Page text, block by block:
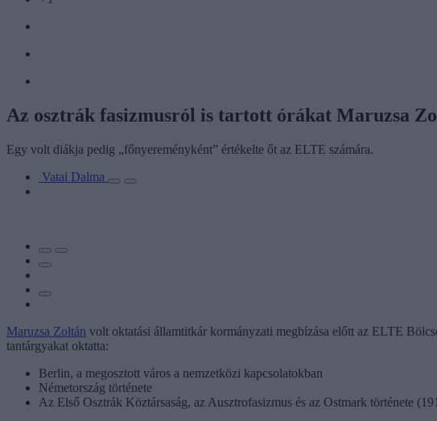
Az osztrák fasizmusról is tartott órákat Maruzsa
Egy volt diákja pedig „főnyereményként” értékelte őt az ELTE számára.
Vatai Dalma
Maruzsa Zoltán volt oktatási államtitkár kormányzati megbízása előtt az ELTE
tantárgyakat oktatta:
Berlin, a megosztott város a nemzetközi kapcsolatokban
Németország története
Az Első Osztrák Köztársaság, az Ausztrofasizmus és az Ostmark története